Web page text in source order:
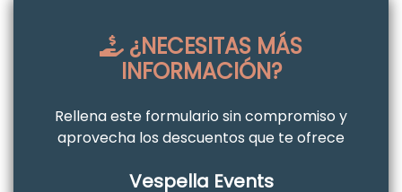
¿NECESITAS MÁS
INFORMACIÓN?
Rellena este formulario sin compromiso y
aprovecha los descuentos que te ofrece
Vespella Events